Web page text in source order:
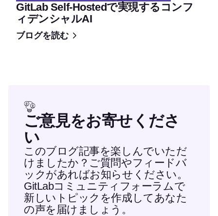
GitLab Self-Hostedで実現するコンフ
ィデンシャルAI
ブログを読む
ご意見をお寄せくださ
い
このブログ記事を楽しんでいただ
けましたか？ご質問やフィードバ
ックがあればお知らせください。
GitLabコミュニティフォーラムで
新しいトピックを作成してあなた
の声を届けましょう。